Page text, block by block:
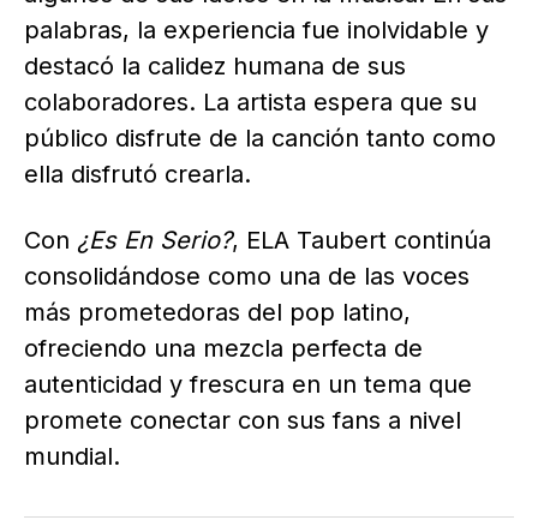
palabras, la experiencia fue inolvidable y
destacó la calidez humana de sus
colaboradores. La artista espera que su
público disfrute de la canción tanto como
ella disfrutó crearla.
Con ¿Es En Serio?, ELA Taubert continúa
consolidándose como una de las voces
más prometedoras del pop latino,
ofreciendo una mezcla perfecta de
autenticidad y frescura en un tema que
promete conectar con sus fans a nivel
mundial.